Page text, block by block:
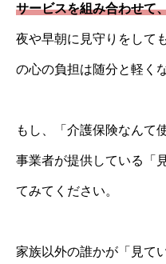
サービスを組み合わせて
夜や早朝に見守りをして
の心の負担は随分と軽く
もし、「介護保険なんて
事業者が提供している「
てみてください。
家族以外の誰かが「見て